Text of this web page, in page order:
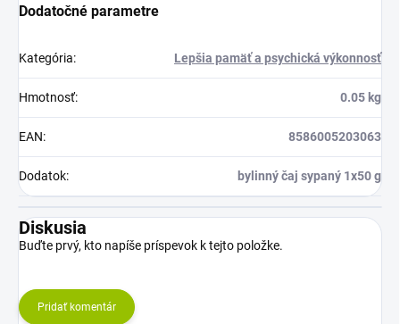
Dodatočné parametre
Kategória: Lepšia pamäť a psychická výkonnosť
Hmotnosť: 0.05 kg
EAN: 8586005203063
Dodatok: bylinný čaj sypaný 1x50 g
Diskusia
Buďte prvý, kto napíše príspevok k tejto položke.
Pridať komentár